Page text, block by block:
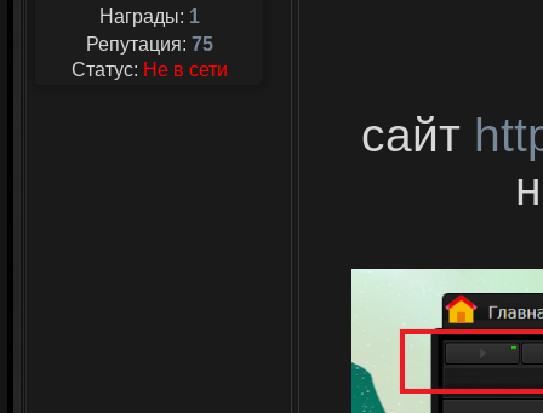
Награды: 1
Репутация: 75
Статус: Не в сети
сайт